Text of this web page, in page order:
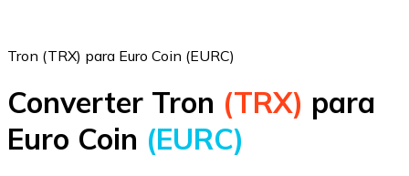
Bitcoin
BTC
Tron (TRX) para Euro Coin (EURC)
Converter Tron (TRX) para
Euro Coin (EURC)